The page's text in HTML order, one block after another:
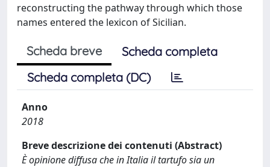
reconstructing the pathway through which those
names entered the lexicon of Sicilian.
Scheda breve
Scheda completa
Scheda completa (DC)
Anno
2018
Breve descrizione dei contenuti (Abstract)
È opinione diffusa che in Italia il tartufo sia un